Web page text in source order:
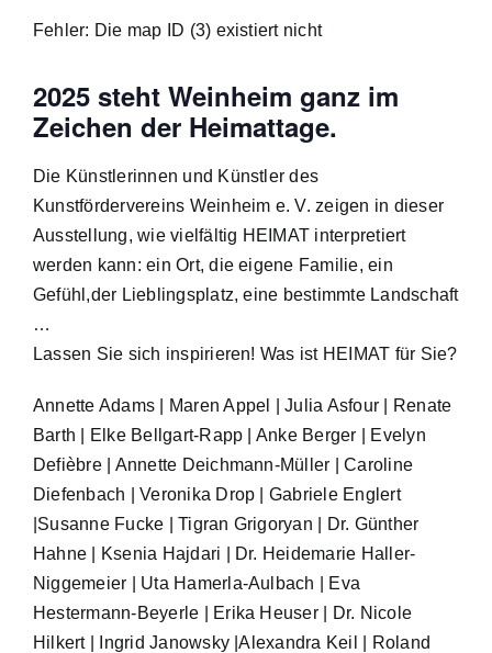
Fehler: Die map ID (3) existiert nicht
2025 steht Weinheim ganz im
Zeichen der Heimattage.
Die Künstlerinnen und Künstler des
Kunstfördervereins Weinheim e. V. zeigen in dieser
Ausstellung, wie vielfältig HEIMAT interpretiert
werden kann: ein Ort, die eigene Familie, ein
Gefühl,der Lieblingsplatz, eine bestimmte Landschaft
…
Lassen Sie sich inspirieren! Was ist HEIMAT für Sie?
Annette Adams | Maren Appel | Julia Asfour | Renate
Barth | Elke Bellgart-Rapp | Anke Berger | Evelyn
Defièbre | Annette Deichmann-Müller | Caroline
Diefenbach | Veronika Drop | Gabriele Englert
|Susanne Fucke | Tigran Grigoryan | Dr. Günther
Hahne | Ksenia Hajdari | Dr. Heidemarie Haller-
Niggemeier | Uta Hamerla-Aulbach | Eva
Hestermann-Beyerle | Erika Heuser | Dr. Nicole
Hilkert | Ingrid Janowsky |Alexandra Keil | Roland